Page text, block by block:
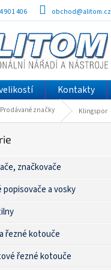
901 406 obchod@alitom.cz
Kontakty
Prodávané značky Klingspor
značkovače
popisovače a vosky
řezné kotouče
řezné kotouče